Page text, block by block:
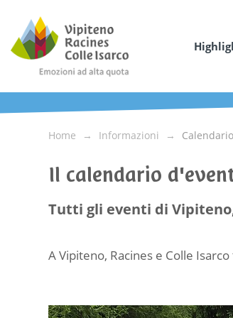
Home Informazioni
Il calendario
Tutti gli eventi di
A Vipiteno, Racines e Colle